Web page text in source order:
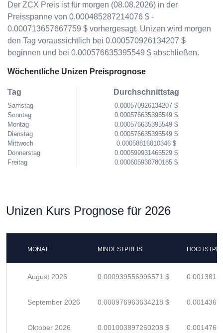
Der ZCX Preis ist für morgen (08.08.2026) in der
Preisspanne von 0.000485287214076 $ -
0.000713657667759 $ vorhergesagt. Unizen wird morgen
den Tag voraussichtlich bei 0.000570926134207 $
beginnen und bei 0.000576635395549 $ abschließen.
Wöchentliche Unizen Preisprognose
Tag
Samstag
Sonntag
Montag
Dienstag
Mittwoch
Donnerstag
Freitag
Durchschnittstag
0.000570926134207 $
0.000576635395549 $
0.000576635395549 $
0.000576635395549 $
0.00058816810346 $
0.000599931465529 $
0.000605930780185 $
Unizen Kurs Prognose für 2026
MONAT MINDESTPREIS
August 2026 0.000939556996571 $
September 2026 0.000976963634218 $
Oktober 2026 0.001003897260208 $